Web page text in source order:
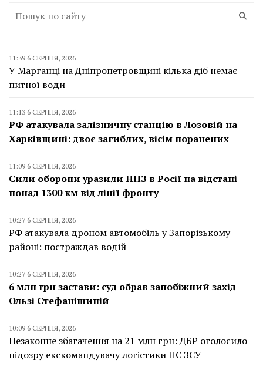
11:39 6 СЕРПНЯ, 2026
У Марганці на Дніпропетровщині кілька діб немає
питної води
11:13 6 СЕРПНЯ, 2026
РФ атакувала залізничну станцію в Лозовій на
Харківщині: двоє загиблих, вісім поранених
11:09 6 СЕРПНЯ, 2026
Сили оборони уразили НПЗ в Росії на відстані
понад 1300 км від лінії фронту
10:27 6 СЕРПНЯ, 2026
РФ атакувала дроном автомобіль у Запорізькому
районі: постраждав водій
10:27 6 СЕРПНЯ, 2026
6 млн грн застави: суд обрав запобіжний захід
Ользі Стефанішиній
10:09 6 СЕРПНЯ, 2026
Незаконне збагачення на 21 млн грн: ДБР оголосило
підозру екскомандувачу логістики ПС ЗСУ